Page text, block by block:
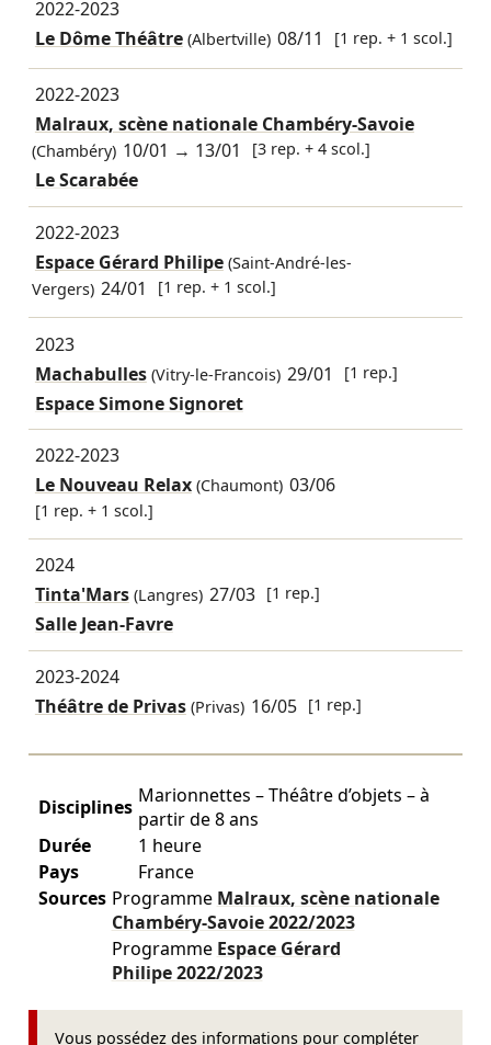
2022-2023
Le Dôme Théâtre(Albertville) 08/11 [1 rep. + 1 scol.]
2022-2023
Malraux, scène nationale Chambéry-Savoie
(Chambéry) 10/01 → 13/01 [3 rep. + 4 scol.]
Le Scarabée
2022-2023
Espace Gérard Philipe(Saint-André-les-
Vergers) 24/01 [1 rep. + 1 scol.]
2023
Machabulles(Vitry-le-Francois) 29/01 [1 rep.]
Espace Simone Signoret
2022-2023
Le Nouveau Relax(Chaumont) 03/06
[1 rep. + 1 scol.]
2024
Tinta'Mars(Langres) 27/03 [1 rep.]
Salle Jean-Favre
2023-2024
Théâtre de Privas(Privas) 16/05 [1 rep.]
Disciplines Marionnettes – Théâtre d’objets – à
partir de 8 ans
Durée
1 heure
Pays
France
Sources Programme Malraux, scène nationale
Chambéry-Savoie2022/2023
Programme Espace Gérard
Philipe2022/2023
Vous possédez des informations pour compléter